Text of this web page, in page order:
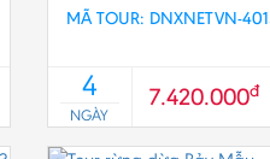
MÃ TOUR: DNXNETVN-
4
NGÀY
7.420.000đ